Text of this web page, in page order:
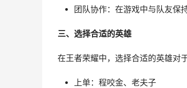
团队协作：在游戏中与队友保
三、选择合适的英雄
在王者荣耀中，选择合适的英雄对
上单：程咬金、老夫子